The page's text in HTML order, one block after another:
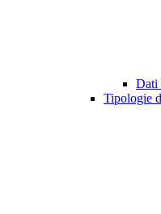
Dati
Tipologie